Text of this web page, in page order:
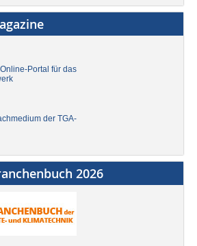
Portal für das
der TGA-
2026